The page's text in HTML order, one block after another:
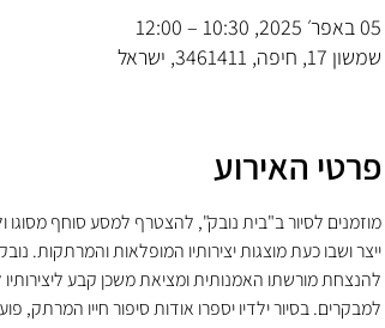
05 באפר׳ 2025, 10:30 – 12:00
שמשון 17, חיפה, 3461411, ישראל
פרטי האירוע
מוזמנים לסיור ב"בית נובק", להצטרף למסע סוחף
ייצר ושבו כעת מוצגות יצירותיו המופלאות והמרתקות.
להנצחת מורשתו האמנותית ומציאת משכן קבע
למבקרים. בסיור ילדיו יספרו אודות סיפור חייו המרתק,